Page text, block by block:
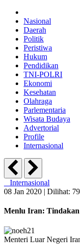
Nasional
Daerah
Politik
Peristiwa
Hukum
Pendidikan
TNI-POLRI
Ekonomi
Kesehatan
Olahraga
Parlementaria
Wisata Budaya
Advertorial
Profile
Internasional
Internasional
08 Jan 2020 | Dilihat:
Menlu Iran: Tindakan
Menteri Luar Negeri